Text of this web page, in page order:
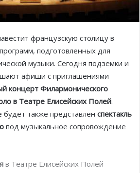
французскую столицу в
подготовленных для
музыки. Сегодня подземки и
афиши с приглашениями
концерт Филармонического
в Театре Елисейских Полей.
будет также представлен спектакль
под музыкальное сопровождение
в Театре Елисейских Полей